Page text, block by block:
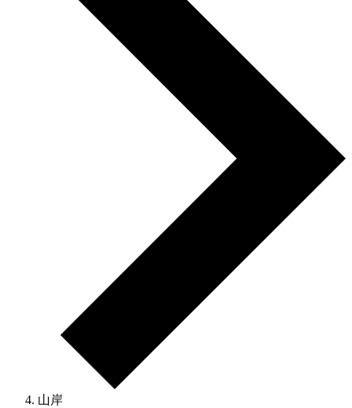
山岸